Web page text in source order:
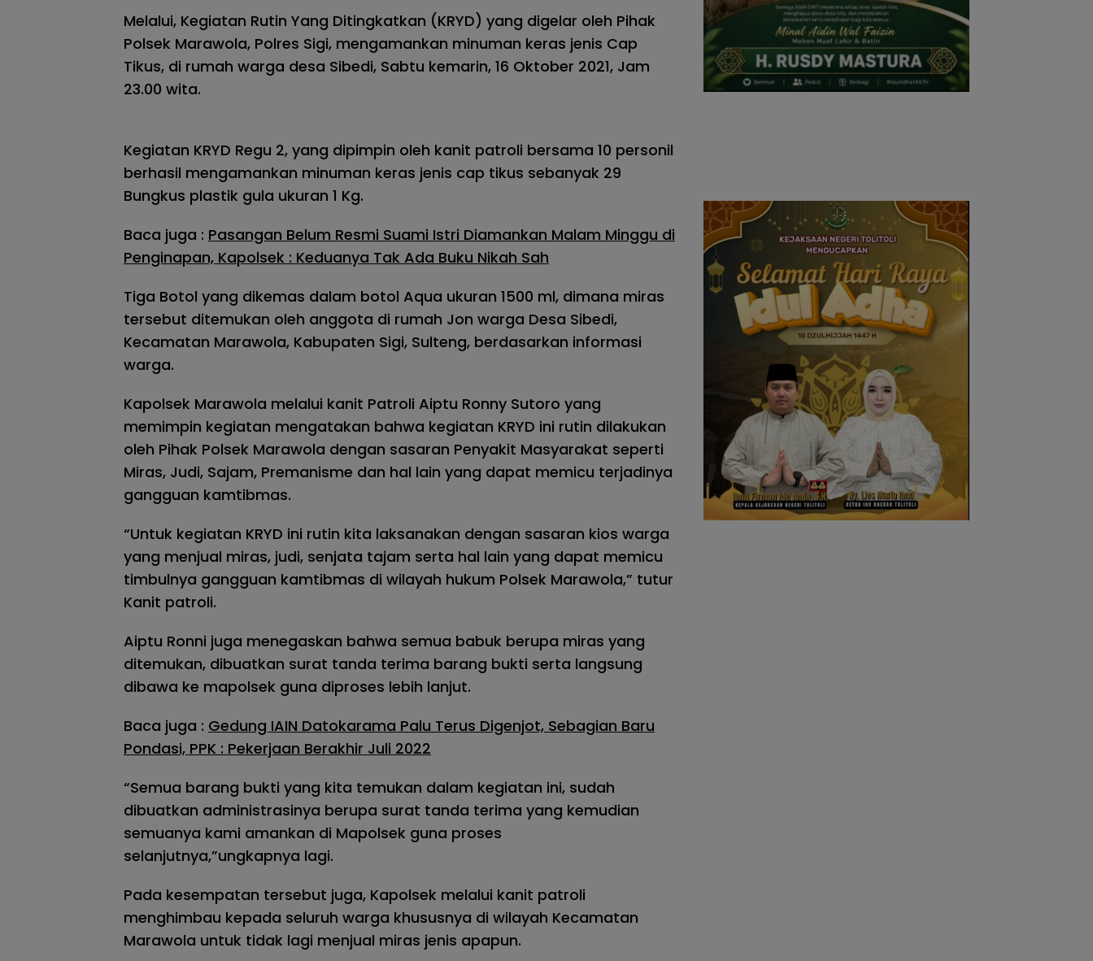
Melalui, Kegiatan Rutin Yang Ditingkatkan (KRYD) yang digelar oleh Pihak
Polsek Marawola, Polres Sigi, mengamankan minuman keras jenis Cap
Tikus, di rumah warga desa Sibedi, Sabtu kemarin, 16 Oktober 2021, Jam
23.00 wita.
Kegiatan KRYD Regu 2, yang dipimpin oleh kanit patroli bersama 10 personil
berhasil mengamankan minuman keras jenis cap tikus sebanyak 29
Bungkus plastik gula ukuran 1 Kg.
Baca juga : Pasangan Belum Resmi Suami Istri Diamankan Malam Minggu di
Penginapan, Kapolsek : Keduanya Tak Ada Buku Nikah Sah
Tiga Botol yang dikemas dalam botol Aqua ukuran 1500 ml, dimana miras
tersebut ditemukan oleh anggota di rumah Jon warga Desa Sibedi,
Kecamatan Marawola, Kabupaten Sigi, Sulteng, berdasarkan informasi
warga.
Kapolsek Marawola melalui kanit Patroli Aiptu Ronny Sutoro yang
memimpin kegiatan mengatakan bahwa kegiatan KRYD ini rutin dilakukan
oleh Pihak Polsek Marawola dengan sasaran Penyakit Masyarakat seperti
Miras, Judi, Sajam, Premanisme dan hal lain yang dapat memicu terjadinya
gangguan kamtibmas.
“Untuk kegiatan KRYD ini rutin kita laksanakan dengan sasaran kios warga
yang menjual miras, judi, senjata tajam serta hal lain yang dapat memicu
timbulnya gangguan kamtibmas di wilayah hukum Polsek Marawola,” tutur
Kanit patroli.
Aiptu Ronni juga menegaskan bahwa semua babuk berupa miras yang
ditemukan, dibuatkan surat tanda terima barang bukti serta langsung
dibawa ke mapolsek guna diproses lebih lanjut.
Baca juga : Gedung IAIN Datokarama Palu Terus Digenjot, Sebagian Baru
Pondasi, PPK : Pekerjaan Berakhir Juli 2022
“Semua barang bukti yang kita temukan dalam kegiatan ini, sudah
dibuatkan administrasinya berupa surat tanda terima yang kemudian
semuanya kami amankan di Mapolsek guna proses
selanjutnya,”ungkapnya lagi.
Pada kesempatan tersebut juga, Kapolsek melalui kanit patroli
menghimbau kepada seluruh warga khususnya di wilayah Kecamatan
Marawola untuk tidak lagi menjual miras jenis apapun.